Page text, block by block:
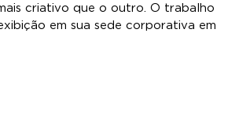
criativo que o outro. O trabalho
em sua sede corporativa em